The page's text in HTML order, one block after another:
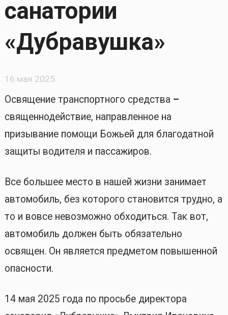
санатории
«Дубравушка»
16 мая 2025
Освящение транспортного средства –
священнодействие, направленное на
призывание помощи Божьей для благодатной
защиты водителя и пассажиров.
Все большее место в нашей жизни занимает
автомобиль, без которого становится трудно, а
то и вовсе невозможно обходиться. Так вот,
автомобиль должен быть обязательно
освящен. Он является предметом повышенной
опасности.
14 мая 2025 года по просьбе директора